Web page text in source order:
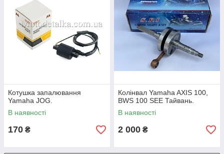
Котушка запалювання
Yamaha JOG.
В наявності
170 ₴
Колінвал Yamaha AXIS 100,
BWS 100 SEE Тайвань.
В наявності
2 000 ₴